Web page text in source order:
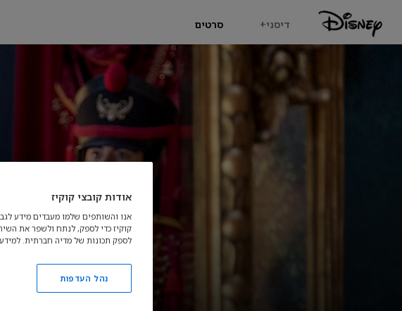
דיסני+ סרטים
אודות קובצי קוקיז
אנו והשותפים שלמו מעבדים מידע
קוקיז כדי לספק, לנתח ולשפר את
לספק תכונות של מדיה חברתית.
נהל העדפות